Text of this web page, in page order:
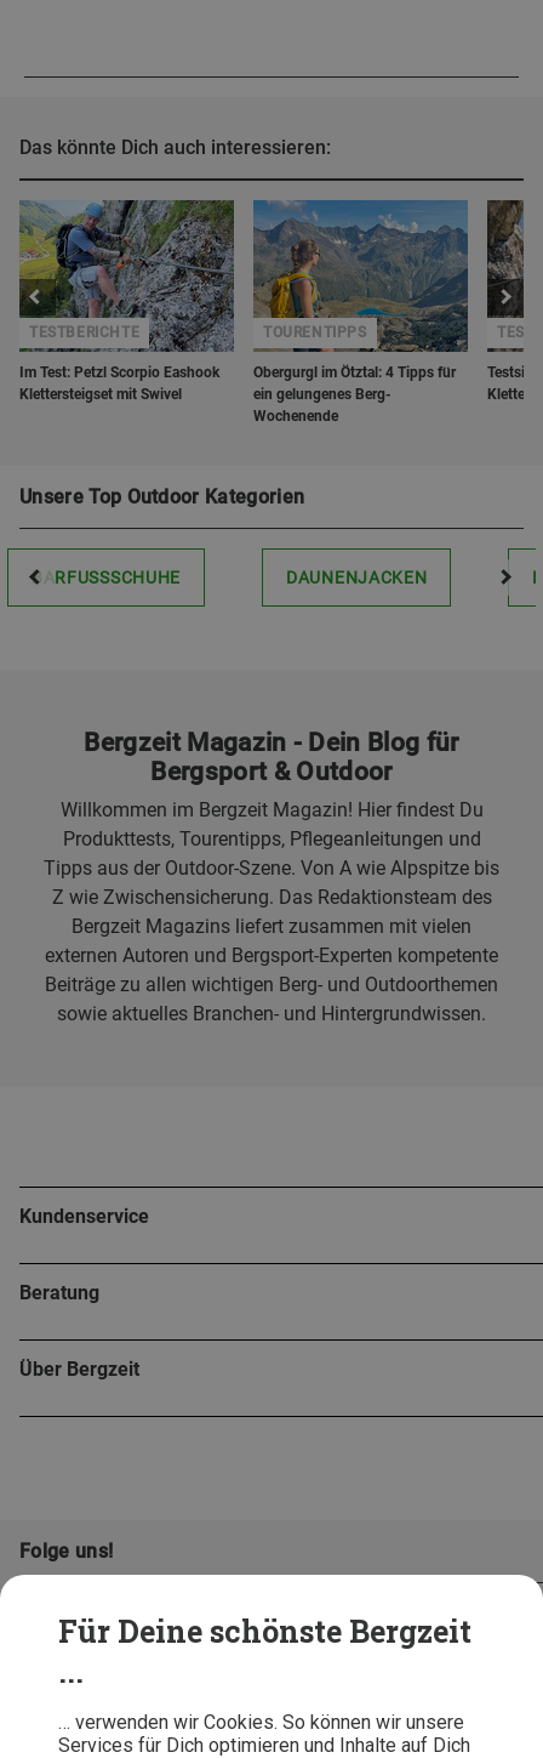
Für Deine schönste Bergzeit
...
… verwenden wir Cookies. So können wir unsere
Services für Dich optimieren und Inhalte auf Dich
Das könnte Dich auch interessieren:
Im Test: Petzl Scorpio Eashook
Klettersteigset mit Swivel
TESTBERICHTE
Obergurgl im Ötztal: 4 Tipps für
ein gelungenes Berg-
Wochenende
TOURENTIPPS
Unsere Top Outdoor Kategorien
BARFUSSSCHUHE DAUNENJACKEN
Bergzeit Magazin - Dein Blog für
Bergsport & Outdoor
Willkommen im Bergzeit Magazin! Hier findest Du
Produkttests, Tourentipps, Pflegeanleitungen und
Tipps aus der Outdoor-Szene. Von A wie Alpspitze bis
Z wie Zwischensicherung. Das Redaktionsteam des
Bergzeit Magazins liefert zusammen mit vielen
externen Autoren und Bergsport-Experten kompetente
Beiträge zu allen wichtigen Berg- und Outdoorthemen
sowie aktuelles Branchen- und Hintergrundwissen.
Kundenservice
Beratung
Über Bergzeit
Folge uns!